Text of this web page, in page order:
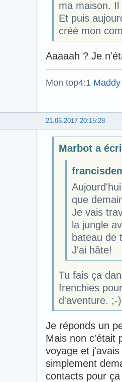
ma maison.
Et puis
créé mon
Aaaaah ? Je
Mon top4:1
21.06.2017 20:15:28
Marbot a
que
Je vais
la jungle
bateau de
J'ai hâte!
Tu fais ça
frenchies
d'aventure. ;-)
Je réponds un
Mais non c'était
voyage et
simplement
contacts pour